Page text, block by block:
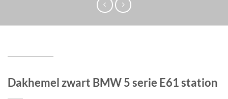
Dakhemel zwart BMW 5 serie E61 station